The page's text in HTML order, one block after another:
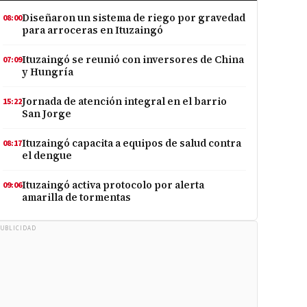
08:00Diseñaron un sistema de riego por gravedad
para arroceras en Ituzaingó
07:09Ituzaingó se reunió con inversores de China
y Hungría
15:22Jornada de atención integral en el barrio
San Jorge
08:17Ituzaingó capacita a equipos de salud contra
el dengue
09:06Ituzaingó activa protocolo por alerta
amarilla de tormentas